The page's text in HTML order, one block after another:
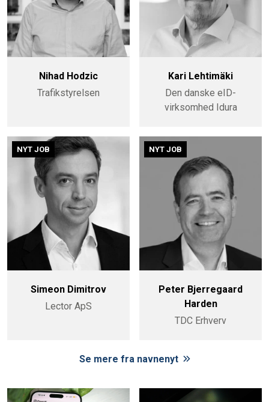
Nihad Hodzic
Trafikstyrelsen
Kari Lehtimäki
Den danske eID-
virksomhed Idura
NYT JOB
Simeon Dimitrov
Lector ApS
NYT JOB
Peter Bjerregaard
Harden
TDC Erhverv
Se mere fra navnenyt